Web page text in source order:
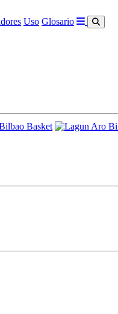
Uso Glosario
Basket